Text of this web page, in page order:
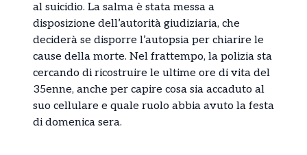
al suicidio. La salma è stata messa a
disposizione dell’autorità giudiziaria, che
deciderà se disporre l’autopsia per chiarire le
cause della morte. Nel frattempo, la polizia sta
cercando di ricostruire le ultime ore di vita del
35enne, anche per capire cosa sia accaduto al
suo cellulare e quale ruolo abbia avuto la festa
di domenica sera.